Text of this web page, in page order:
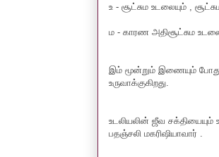
உ - சூட்சும உடலையும் ,
ம - காரண அதிசூட்சும
இம் மூன்றும் இணையும் போது
உருவாக்குகிறது.
உடலியலின் ஜீவ
பதஞ்சலி மகரிஷியாவார் .